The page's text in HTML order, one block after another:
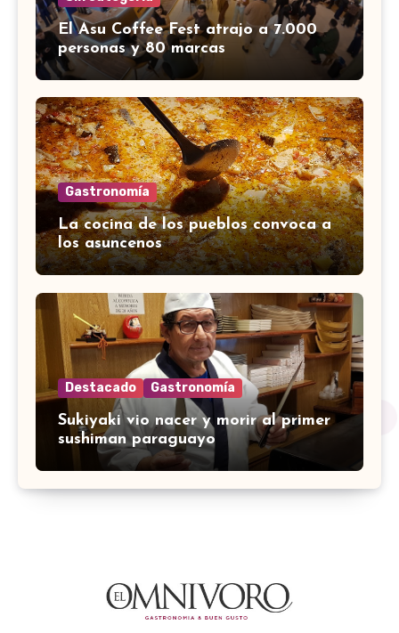
El Asu Coffee Fest atrajo a 7.000
personas y 80 marcas
Gastronomía
La cocina de los pueblos convoca a
los asuncenos
Destacado Gastronomía
Sukiyaki vio nacer y morir al primer
sushiman paraguayo